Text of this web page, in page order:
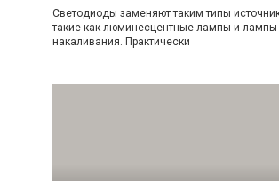
Светодиоды заменяют таким типы
такие как люминесцентные лампы и лампы
накаливания. Практически